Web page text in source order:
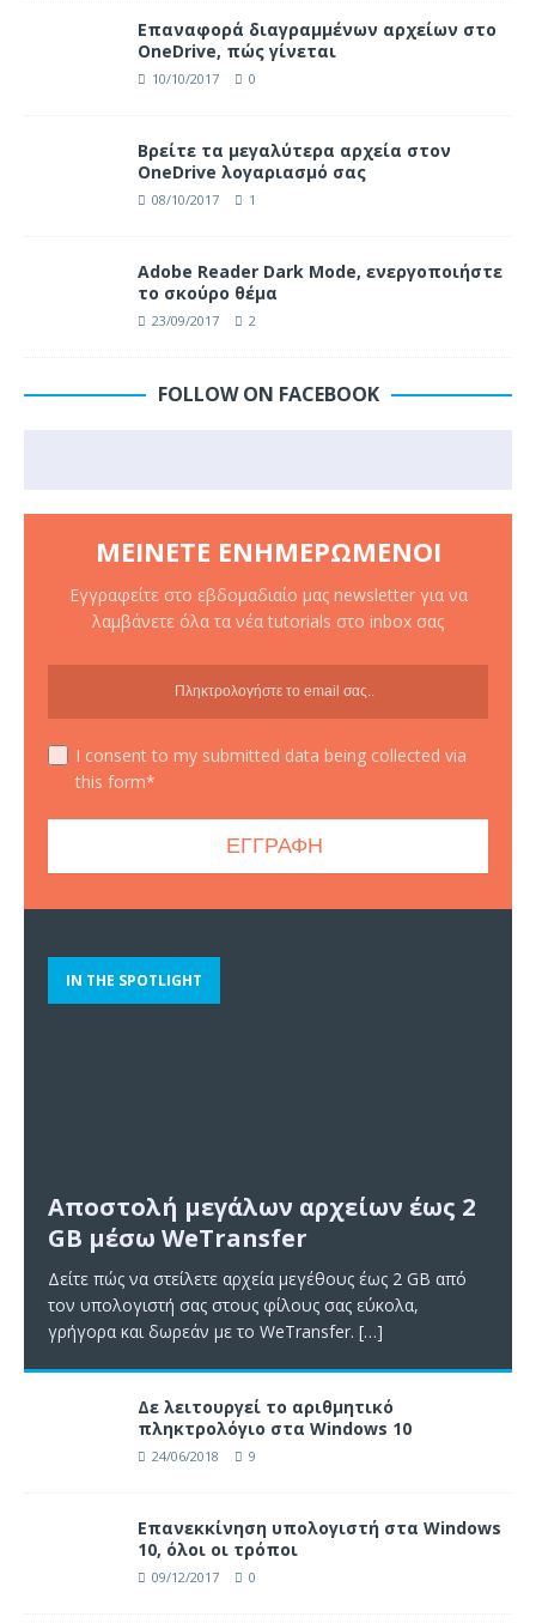
Επαναφορά διαγραμμένων αρχείων στο
OneDrive, πώς γίνεται
10/10/2017 0
Βρείτε τα μεγαλύτερα αρχεία στον
OneDrive λογαριασμό σας
08/10/2017 1
Adobe Reader Dark Mode, ενεργοποιήστε
το σκούρο θέμα
23/09/2017 2
FOLLOW ON FACEBOOK
ΜΕΊΝΕΤΕ ΕΝΗΜΕΡΩΜΈΝΟΙ
Εγγραφείτε στο εβδομαδιαίο μας newsletter για να
λαμβάνετε όλα τα νέα tutorials στο inbox σας
I consent to my submitted data being collected via
this form*
IN THE SPOTLIGHT
Αποστολή μεγάλων αρχείων έως 2
GB μέσω WeTransfer
Δείτε πώς να στείλετε αρχεία μεγέθους έως 2 GB από
τον υπολογιστή σας στους φίλους σας εύκολα,
γρήγορα και δωρεάν με το WeTransfer. […]
Δε λειτουργεί το αριθμητικό
πληκτρολόγιο στα Windows 10
24/06/2018 9
Επανεκκίνηση υπολογιστή στα Windows
10, όλοι οι τρόποι
09/12/2017 0